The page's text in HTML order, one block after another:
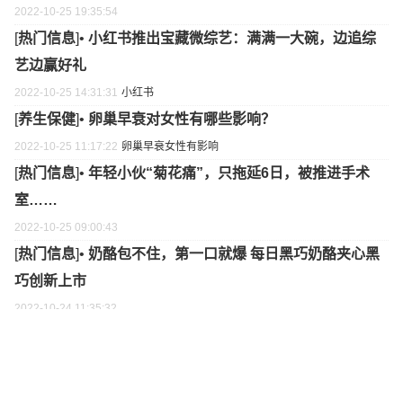
2022-10-25 19:35:54
[热门信息]• 小红书推出宝藏微综艺：满满一大碗，边追综
艺边赢好礼
2022-10-25 14:31:31 小红书
[养生保健]• 卵巢早衰对女性有哪些影响？
2022-10-25 11:17:22 卵巢早衰女性有影响
[热门信息]• 年轻小伙“菊花痛”，只拖延6日，被推进手术
室……
2022-10-25 09:00:43
[热门信息]• 奶酪包不住，第一口就爆 每日黑巧奶酪夹心黑
巧创新上市
2022-10-24 11:35:32